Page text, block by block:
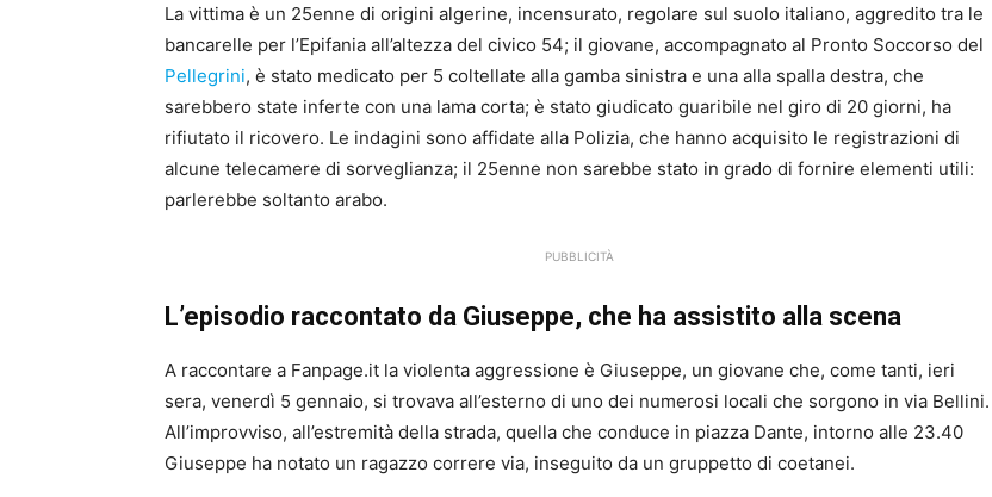
La vittima è un 25enne di origini algerine, incensurato, regolare sul suolo italiano, aggredito tra le
bancarelle per l’Epifania all’altezza del civico 54; il giovane, accompagnato al Pronto Soccorso del
Pellegrini, è stato medicato per 5 coltellate alla gamba sinistra e una alla spalla destra, che
sarebbero state inferte con una lama corta; è stato giudicato guaribile nel giro di 20 giorni, ha
rifiutato il ricovero. Le indagini sono affidate alla Polizia, che hanno acquisito le registrazioni di
alcune telecamere di sorveglianza; il 25enne non sarebbe stato in grado di fornire elementi utili:
parlerebbe soltanto arabo.
PUBBLICITÀ
L’episodio raccontato da Giuseppe, che ha assistito alla scena
A raccontare a Fanpage.it la violenta aggressione è Giuseppe, un giovane che, come tanti, ieri
sera, venerdì 5 gennaio, si trovava all’esterno di uno dei numerosi locali che sorgono in via Bellini.
All’improvviso, all’estremità della strada, quella che conduce in piazza Dante, intorno alle 23.40
Giuseppe ha notato un ragazzo correre via, inseguito da un gruppetto di coetanei.